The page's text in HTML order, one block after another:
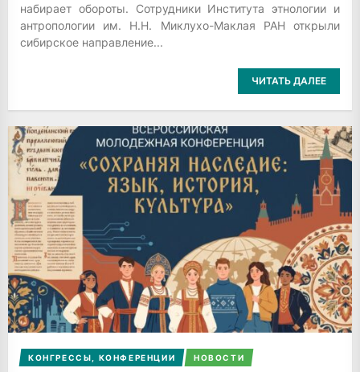
набирает обороты. Сотрудники Института этнологии и
антропологии им. Н.Н. Миклухо-Маклая РАН открыли
сибирское направление...
ЧИТАТЬ ДАЛЕЕ
КОНГРЕССЫ, КОНФЕРЕНЦИИ НОВОСТИ